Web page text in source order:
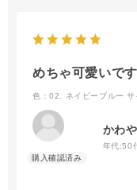
めちゃ可愛いです
色：02. ネイビーブルー サ
かわ
年代:50